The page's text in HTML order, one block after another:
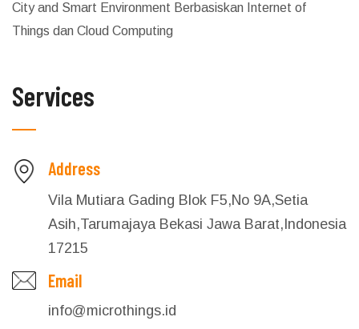
City and Smart Environment Berbasiskan Internet of
Things dan Cloud Computing
Services
Address
Vila Mutiara Gading Blok F5,No 9A,Setia
Asih,Tarumajaya Bekasi Jawa Barat,Indonesia
17215
Email
info@microthings.id